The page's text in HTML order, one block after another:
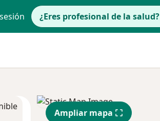
¿Eres profesional de la salud?
Ampliar mapa